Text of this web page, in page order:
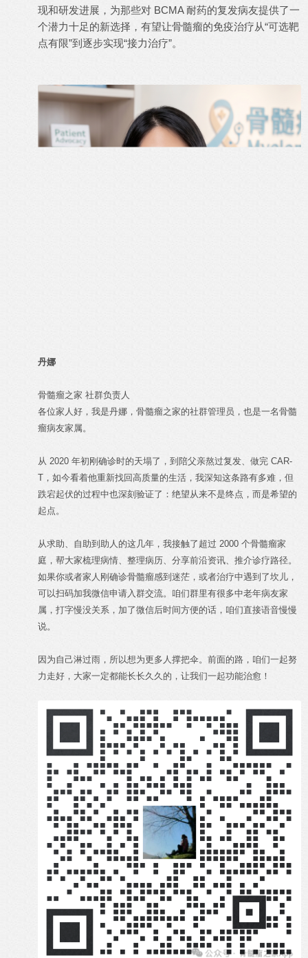
现和研发进展，为那些对 BCMA 耐药的复发病友提供了一
个潜力十足的新选择，有望让骨髓瘤的免疫治疗从“可选靶
点有限”到逐步实现“接力治疗”。
丹娜
骨髓瘤之家 社群负责人
各位家人好，我是丹娜，骨髓瘤之家的社群管理员，也是一名骨髓
瘤病友家属。
从 2020 年初刚确诊时的天塌了，到陪父亲熬过复发、做完 CAR-
T，如今看着他重新找回高质量的生活，我深知这条路有多难，但
跌宕起伏的过程中也深刻验证了：绝望从来不是终点，而是希望的
起点。
从求助、自助到助人的这几年，我接触了超过 2000 个骨髓瘤家
庭，帮大家梳理病情、整理病历、分享前沿资讯、推介诊疗路径。
如果你或者家人刚确诊骨髓瘤感到迷茫，或者治疗中遇到了坎儿，
可以扫码加我微信申请入群交流。咱们群里有很多中老年病友家
属，打字慢没关系，加了微信后时间方便的话，咱们直接语音慢慢
说。
因为自己淋过雨，所以想为更多人撑把伞。前面的路，咱们一起努
力走好，大家一定都能长长久久的，让我们一起功能治愈！